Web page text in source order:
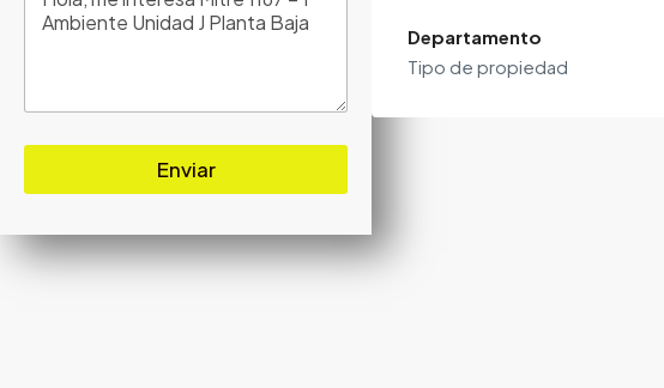
Enviar
Departamento
Tipo de propiedad